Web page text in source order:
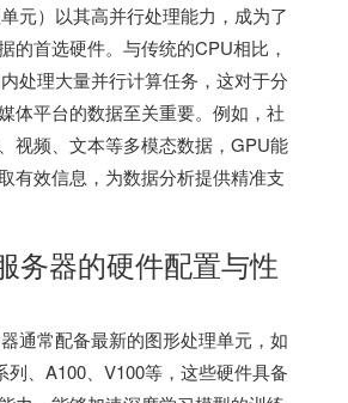
元）以其高并行处理能力，成为了
的首选硬件。与传统的CPU相比，
处理大量并行计算任务，这对于分
体平台的数据至关重要。例如，社
视频、文本等多模态数据，GPU能
有效信息，为数据分析提供精准支
务器的硬件配置与性
通常配备最新的图形处理单元，如
列、A100、V100等，这些硬件具备